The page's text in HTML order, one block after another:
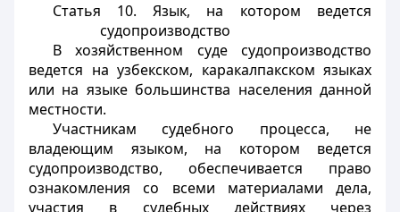
Статья 10.Язык, на котором ведется
судопроизводство
В хозяйственном суде судопроизводство
ведется на узбекском, каракалпакском языках
или на языке большинства населения данной
местности.
Участникам судебного процесса, не
владеющим языком, на котором ведется
судопроизводство, обеспечивается право
ознакомления со всеми материалами дела,
участия в судебных действиях через